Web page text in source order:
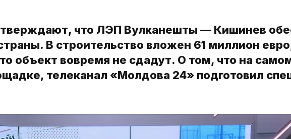
что ЛЭП Вулканешты — Кишинев
В строительство вложен 61 миллион
объект вовремя не сдадут. О том, что на
телеканал «Молдова 24» подготовил